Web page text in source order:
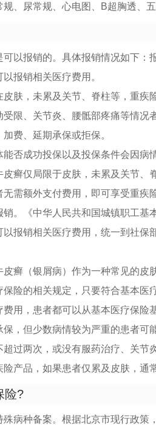
、尿常规、心电图、B超胸透、五
以报销的。具体报销情况如下：
报销相关医疗费用。
肤，未累及关节、脊柱等，重疾
限、关节炎、腰骶部疼痛等情况
费、延期承保或拒保。
否成功投保以及投保条件会因病
癣仅局限于皮肤，未累及关节、
需额外支付费用，即可享受重疾
。《中华人民共和国城镇职工基
报销相关医疗费用，统一到社保
癣（银屑病）作为一种常见的皮
险的相关规定，只要符合基本医
用，患者都可以从基本医疗保险
，但少数病情较为严重的患者可
过两次，或没有服药治疗、关节
产品，如果患者仅累及皮肤，通
险?
病种备案。根据北京市现行政策